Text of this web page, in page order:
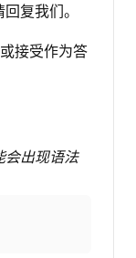
复我们。
接受作为答
会出现语法